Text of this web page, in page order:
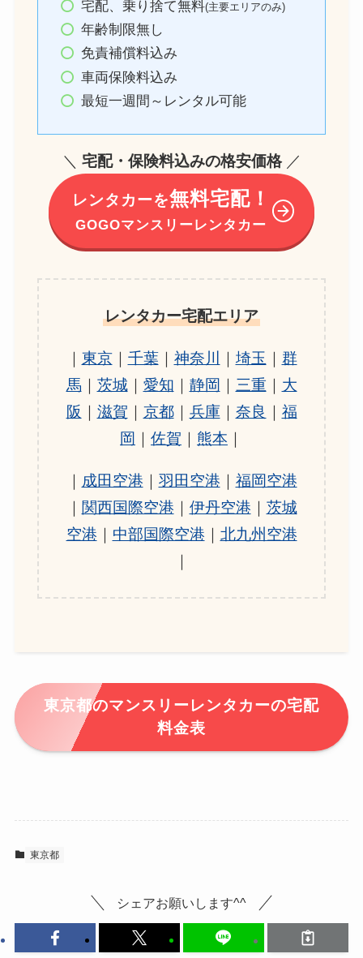
宅配、乗り捨て無料(主要エリアのみ)
年齢制限無し
免責補償料込み
車両保険料込み
最短一週間～レンタル可能
＼ 宅配・保険料込みの格安価格／
レンタカーを無料宅配！
GOGOマンスリーレンタカー
レンタカー宅配エリア
東京｜ 千葉｜ 神奈川 埼玉
群
馬
茨城｜ 愛知 静岡 三重
大
阪
滋賀 京都｜ 兵庫｜ 奈良
福
岡
佐賀 熊本
成田空港 羽田空港
福岡空港
関西国際空港 伊丹空港
茨城
空港
中部国際空港
北九州空港
東京都のマンスリーレンタカーの宅配
料金表
東京都
シェアお願いします^^